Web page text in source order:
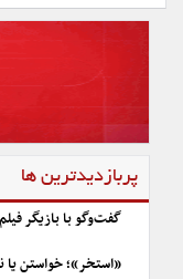
پربازدیدترین ها
گفت‌وگو با بازیگر
«استخر»؛ خواستن یا